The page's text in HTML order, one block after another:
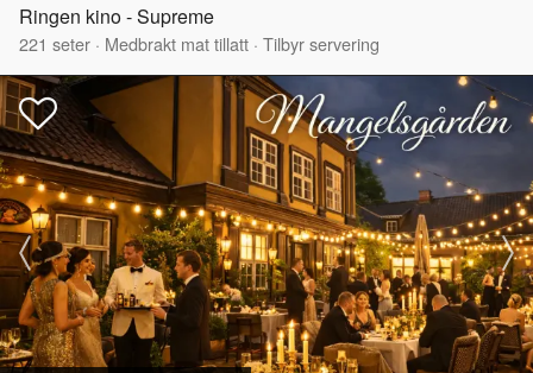
Ringen kino - Supreme
221 seter · Medbrakt mat tillatt · Tilbyr servering